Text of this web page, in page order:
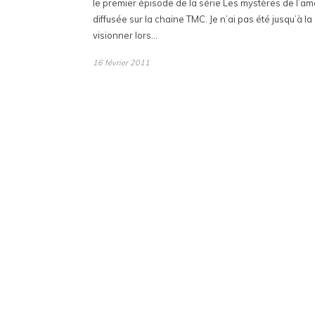
le premier épisode de la série Les mystères de
diffusée sur la chaine TMC. Je n’ai pas été jusqu’à la
visionner lors…
16 février 2011